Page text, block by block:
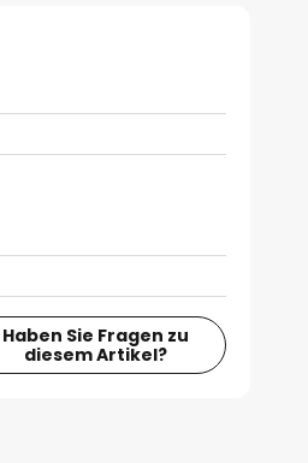
Haben Sie Fragen zu
diesem Artikel?